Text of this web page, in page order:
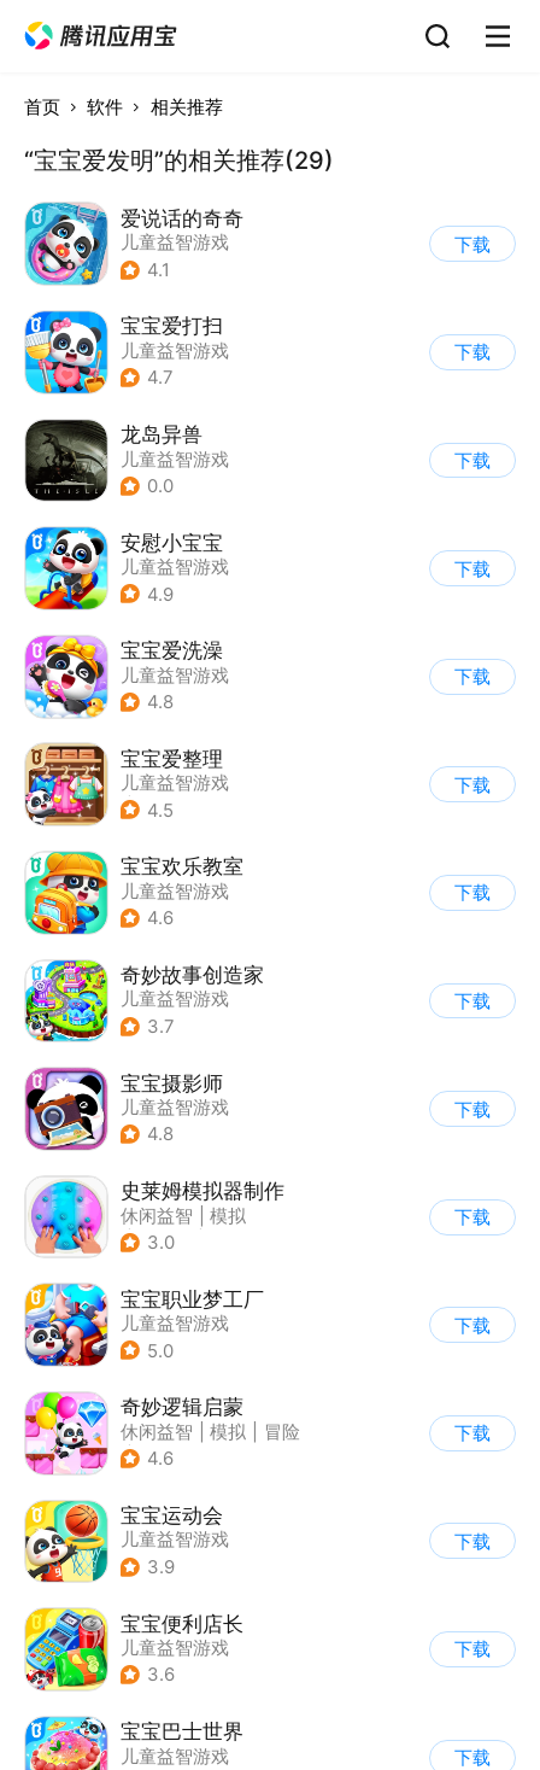
首页 软件 相关推荐
“宝宝爱发明”的相关推荐(29)
爱说话的奇奇
儿童益智游戏
4.1
下载
宝宝爱打扫
儿童益智游戏
4.7
下载
龙岛异兽
儿童益智游戏
0.0
下载
安慰小宝宝
儿童益智游戏
4.9
下载
宝宝爱洗澡
儿童益智游戏
4.8
下载
宝宝爱整理
儿童益智游戏
| 启蒙早教
4.5
下载
宝宝欢乐教室
儿童益智游戏
4.6
下载
奇妙故事创造家
儿童益智游戏
3.7
下载
宝宝摄影师
儿童益智游戏
4.8
下载
史莱姆模拟器制作
休闲益智
模拟
| 史莱姆
3.0
下载
宝宝职业梦工厂
儿童益智游戏
5.0
下载
奇妙逻辑启蒙
休闲益智 模拟
冒险
| 宝宝巴士
4.6
下载
宝宝运动会
儿童益智游戏
3.9
下载
宝宝便利店长
儿童益智游戏
3.6
下载
宝宝巴士世界
儿童益智游戏
下载